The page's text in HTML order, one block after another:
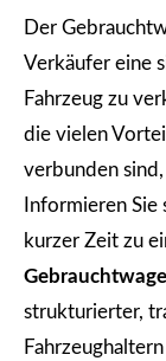
Der
Verkäufer eine
Fahrzeug zu
die vielen
verbunden
Informieren
kurzer Zeit zu
strukturierter,